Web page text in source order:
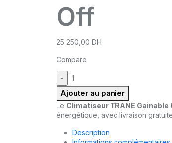
Off
25 250,00 DH
Compare
quantité
:
Ajouter au panier
Le Climatiseur TRANE Gainable
énergétique, avec livraison
Description